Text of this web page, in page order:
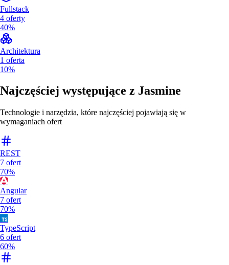
Fullstack
4 oferty
40%
Architektura
1 oferta
10%
Najczęściej występujące z Jasmine
Technologie i narzędzia, które najczęściej pojawiają się w
wymaganiach ofert
REST
7 ofert
70%
Angular
7 ofert
70%
TypeScript
6 ofert
60%